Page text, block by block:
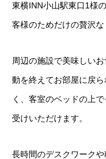
東横INN小山駅東口1様
客様のためだけの贅沢な
周辺の施設で美味しい
動を終えてお部屋に戻
く、客室のベッドの上
受けいただけます。
長時間のデスクワーク